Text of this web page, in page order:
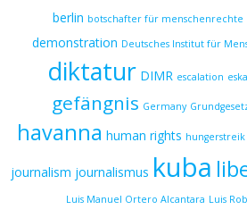
berlin botschafter für menschenrechte
demonstration Deutsches Institut für
diktatur DIMR escalation
gefängnis Germany
havanna human rights hungerstreik
journalism journalismus kuba
Luis Manuel Ortero Alcantara Luis